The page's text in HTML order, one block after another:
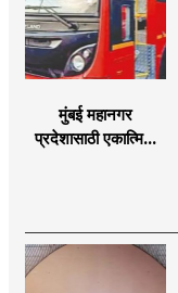
मुंबई महानगर
प्रदेशासाठी एकात्मिक